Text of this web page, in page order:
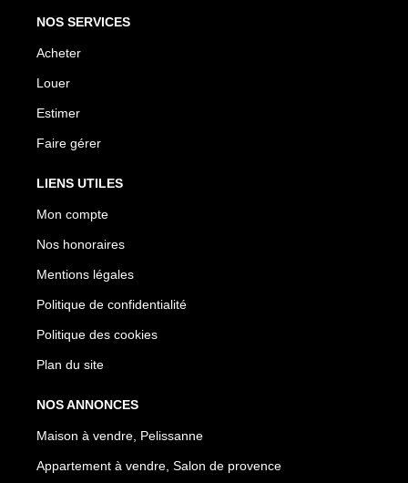
NOS SERVICES
Acheter
Louer
Estimer
Faire gérer
LIENS UTILES
Mon compte
Nos honoraires
Mentions légales
Politique de confidentialité
Politique des cookies
Plan du site
NOS ANNONCES
Maison à vendre, Pelissanne
Appartement à vendre, Salon de provence